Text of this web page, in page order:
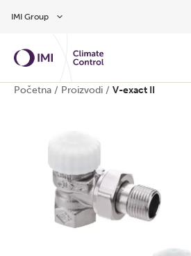
IMI Group
Početna / Proizvodi / V-exact II